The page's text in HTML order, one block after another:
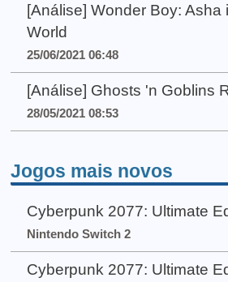
[Análise] Wonder Boy: Asha
World
25/06/2021 06:48
[Análise] Ghosts 'n Goblins
28/05/2021 08:53
Jogos mais novos
Cyberpunk 2077: Ultimate
Nintendo Switch 2
Cyberpunk 2077: Ultimate